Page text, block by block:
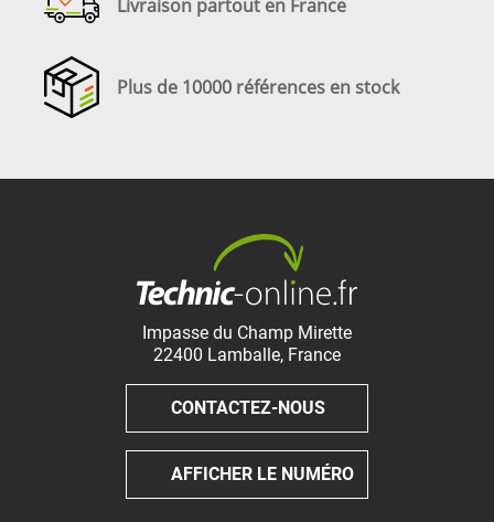
Livraison partout en France
Plus de 10000 références en stock
Impasse du Champ Mirette
22400 Lamballe, France
CONTACTEZ-NOUS
AFFICHER LE NUMÉRO